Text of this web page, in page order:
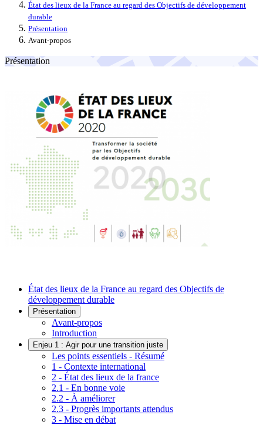
État des lieux de la France au regard des Objectifs de développement
durable
Présentation
Avant-propos
Présentation
État des lieux de la France au regard des Objectifs de
développement durable
Présentation
Avant-propos
Introduction
Enjeu 1 : Agir pour une transition juste
Les points essentiels - Résumé
1 - Contexte international
2 - État des lieux de la france
2.1 - En bonne voie
2.2 - À améliorer
2.3 - Progrès importants attendus
3 - Mise en débat